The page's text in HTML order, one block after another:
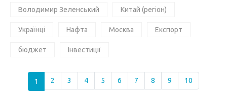
Володимир Зеленський Китай (регіон)
Українці Нафта Москва Експорт
бюджет Інвестиції
1 2 3 4 5 6 7 8 9 10